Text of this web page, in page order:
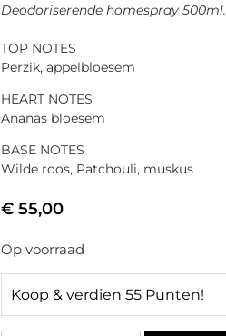
Deodoriserende homespray 500ml.
TOP NOTES
Perzik, appelbloesem
HEART NOTES
Ananas bloesem
BASE NOTES
Wilde roos, Patchouli, muskus
€ 55,00
Op voorraad
Koop & verdien 55 Punten!